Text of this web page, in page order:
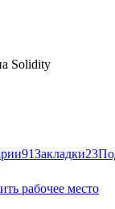
Solidity
91Закладки23
рабочее место